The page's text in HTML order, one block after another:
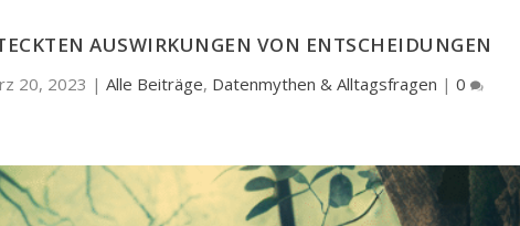
AUSWIRKUNGEN VON ENTSCHEIDUNGEN
20, 2023 |Alle Beiträge, Datenmythen & Alltagsfragen |0